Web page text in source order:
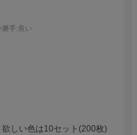
勝手 :良い
しい色は10セット(200枚)